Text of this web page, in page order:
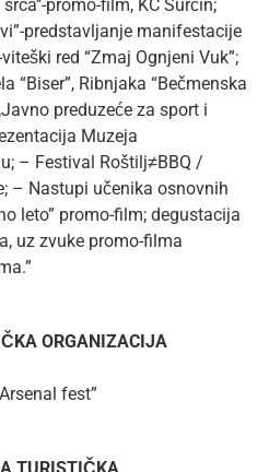
promo-film, KC Surčin;
predstavljanje manifestacije
red “Zmaj Ognjeni Vuk”;
“Biser”, Ribnjaka “Bečmenska
preduzeće za sport i
Muzeja
– Festival Roštilj≠BBQ /
– Nastupi učenika osnovnih
leto” promo-film; degustacija
uz zvuke promo-filma
ORGANIZACIJA
fest”